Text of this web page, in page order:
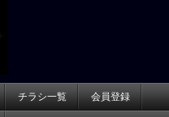
チラシ一覧 会員登録